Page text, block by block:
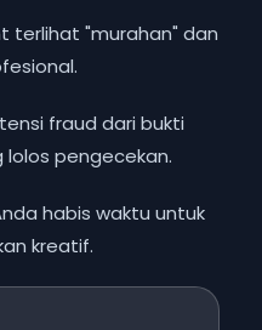
terlihat "murahan" dan
fraud dari bukti
pengecekan.
habis waktu untuk
kreatif.